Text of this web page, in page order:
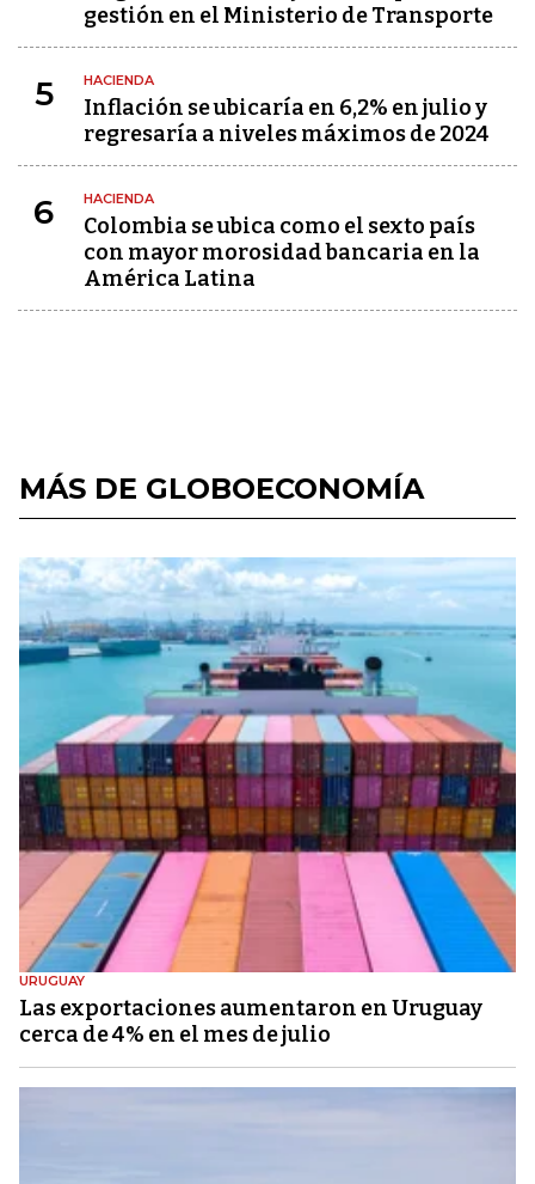
gestión en el Ministerio de Transporte
5 HACIENDA
Inflación se ubicaría en 6,2% en julio y
regresaría a niveles máximos de 2024
6 HACIENDA
Colombia se ubica como el sexto país
con mayor morosidad bancaria en la
América Latina
MÁS DE GLOBOECONOMÍA
URUGUAY
Las exportaciones aumentaron en Uruguay
cerca de 4% en el mes de julio